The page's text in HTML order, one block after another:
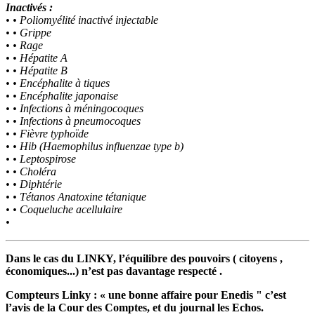
Inactivés :
• • Poliomyélité inactivé injectable
• • Grippe
• • Rage
• • Hépatite A
• • Hépatite B
• • Encéphalite à tiques
• • Encéphalite japonaise
• • Infections à méningocoques
• • Infections à pneumocoques
• • Fièvre typhoïde
• • Hib (Haemophilus influenzae type b)
• • Leptospirose
• • Choléra
• • Diphtérie
• • Tétanos Anatoxine tétanique
• • Coqueluche acellulaire
•
Dans le cas du LINKY, l’équilibre des pouvoirs ( citoyens ,
économiques...) n’est pas davantage respecté .
Compteurs Linky : « une bonne affaire pour Enedis " c’est
l’avis de la Cour des Comptes, et du journal les Echos.